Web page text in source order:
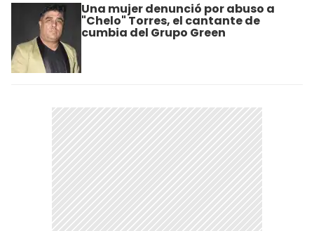
Una mujer denunció por abuso a
"Chelo" Torres, el cantante de
cumbia del Grupo Green